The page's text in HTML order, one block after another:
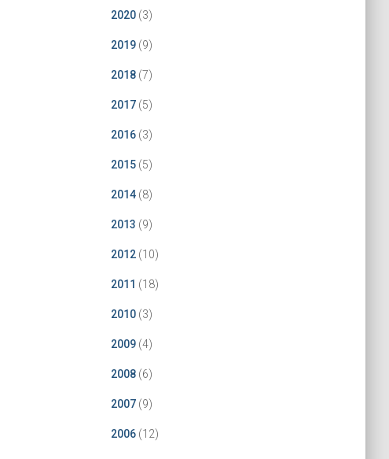
2020(3)
2019(9)
2018(7)
2017(5)
2016(3)
2015(5)
2014(8)
2013 (9)
2012(10)
2011 (18)
2010(3)
2009(4)
2008(6)
2007(9)
2006(12)